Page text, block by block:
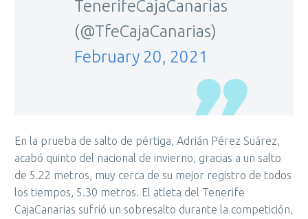
TenerifeCajaCanarias
(@TfeCajaCanarias)
February 20, 2021
En la prueba de salto de pértiga, Adrián Pérez Suárez,
acabó quinto del nacional de invierno, gracias a un salto
de 5.22 metros, muy cerca de su mejor registro de todos
los tiempos, 5.30 metros. El atleta del Tenerife
CajaCanarias sufrió un sobresalto durante la competición,